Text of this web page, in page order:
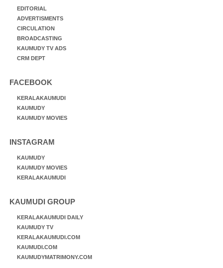
EDITORIAL
ADVERTISMENTS
CIRCULATION
BROADCASTING
KAUMUDY TV ADS
CRM DEPT
FACEBOOK
KERALAKAUMUDI
KAUMUDY
KAUMUDY MOVIES
INSTAGRAM
KAUMUDY
KAUMUDY MOVIES
KERALAKAUMUDI
KAUMUDI GROUP
KERALAKAUMUDI DAILY
KAUMUDY TV
KERALAKAUMUDI.COM
KAUMUDI.COM
KAUMUDYMATRIMONY.COM